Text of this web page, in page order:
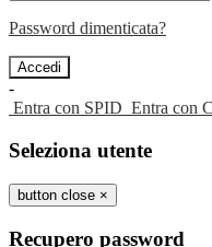
Password dimenticata?
-
Entra con SPID Entra con
Seleziona utente
button close ×
Recupero password